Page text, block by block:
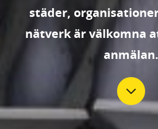
städer,
nätverk är välkomna
anmälan.